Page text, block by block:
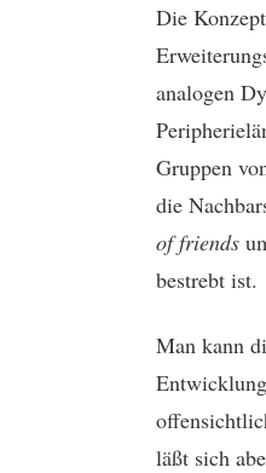
Die
analogen
Gruppen
die
of friends
bestrebt ist.
Man kann
läßt sich